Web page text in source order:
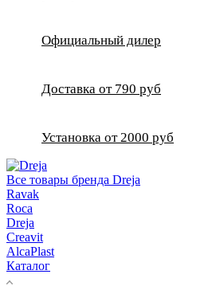
Официальный дилер
Доставка от 790 руб
Установка от 2000 руб
Все товары бренда Dreja
Ravak
Roca
Dreja
Creavit
AlcaPlast
Каталог